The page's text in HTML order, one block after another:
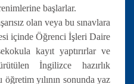
başlarlar.
olan veya bu sınavlara
içinde Öğrenci İşleri Daire
kayıt yaptırırlar ve
İngilizce hazırlık
yılının sonunda yaz